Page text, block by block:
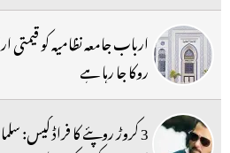
ارباب جامعہ نظامیہ کو
روکا جا رہا ہے
3 کروڑ روپئے کا فراڈ کیس: